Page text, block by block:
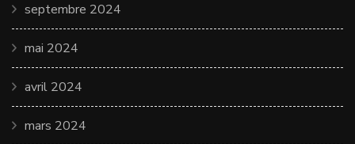
septembre 2024
mai 2024
avril 2024
mars 2024